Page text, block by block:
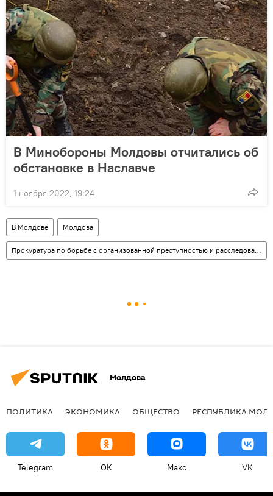
В Минобороны Молдовы отчитались об
обстановке в Наславче
1 ноября 2022, 19:24
В Молдове Молдова
Прокуратура по борьбе с организованной преступностью и расследованию специальных дел
Молдова
ПОЛИТИКА ЭКОНОМИКА ОБЩЕСТВО РЕСПУБЛИКА
Telegram OK Макс VK